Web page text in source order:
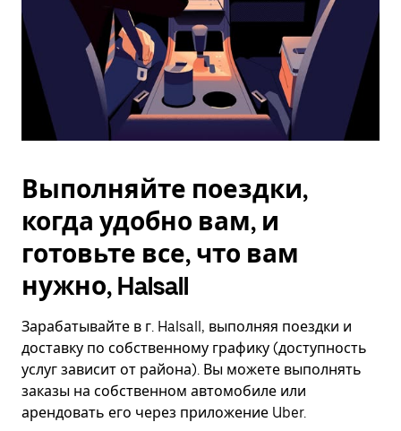
Выполняйте поездки,
когда удобно вам, и
готовьте все, что вам
нужно, Halsall
Зарабатывайте в г. Halsall, выполняя поездки и
доставку по собственному графику (доступность
услуг зависит от района). Вы можете выполнять
заказы на собственном автомобиле или
арендовать его через приложение Uber.